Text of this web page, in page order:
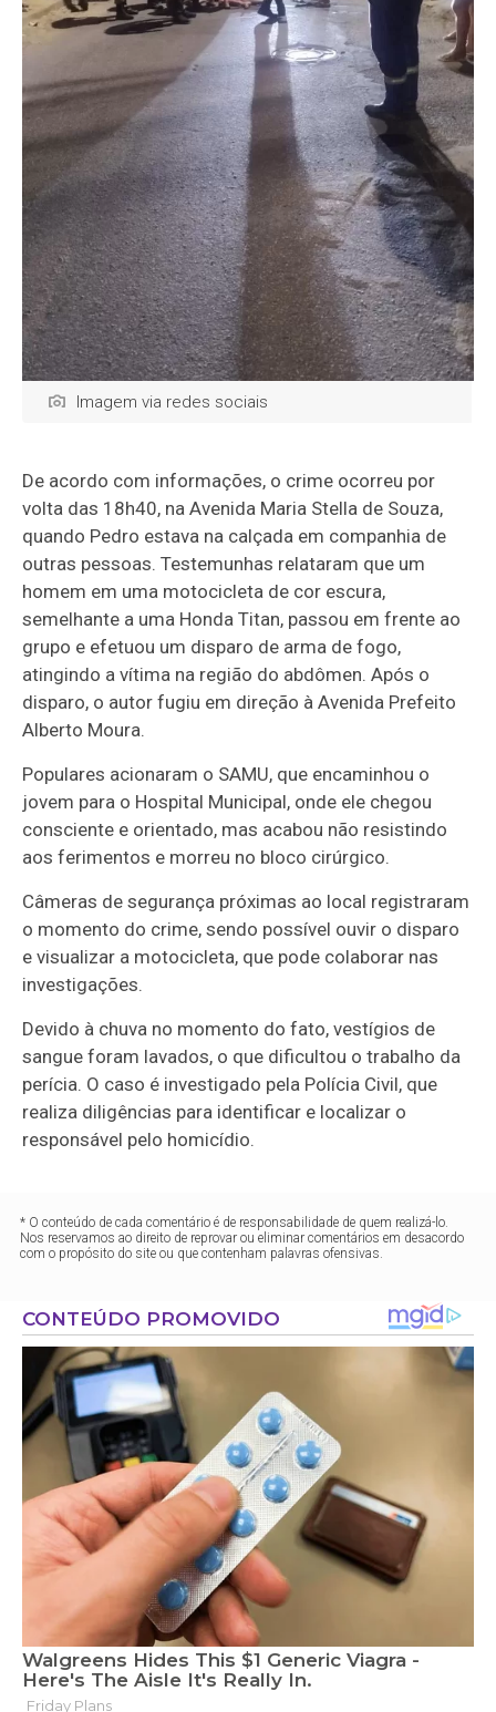
Imagem via redes sociais
De acordo com informações, o crime ocorreu por
volta das 18h40, na Avenida Maria Stella de Souza,
quando Pedro estava na calçada em companhia de
outras pessoas. Testemunhas relataram que um
homem em uma motocicleta de cor escura,
semelhante a uma Honda Titan, passou em frente ao
grupo e efetuou um disparo de arma de fogo,
atingindo a vítima na região do abdômen. Após o
disparo, o autor fugiu em direção à Avenida Prefeito
Alberto Moura.
Populares acionaram o SAMU, que encaminhou o
jovem para o Hospital Municipal, onde ele chegou
consciente e orientado, mas acabou não resistindo
aos ferimentos e morreu no bloco cirúrgico.
Câmeras de segurança próximas ao local registraram
o momento do crime, sendo possível ouvir o disparo
e visualizar a motocicleta, que pode colaborar nas
investigações.
Devido à chuva no momento do fato, vestígios de
sangue foram lavados, o que dificultou o trabalho da
perícia. O caso é investigado pela Polícia Civil, que
realiza diligências para identificar e localizar o
responsável pelo homicídio.
* O conteúdo de cada comentário é de responsabilidade de quem realizá-lo.
Nos reservamos ao direito de reprovar ou eliminar comentários em desacordo
com o propósito do site ou que contenham palavras ofensivas.